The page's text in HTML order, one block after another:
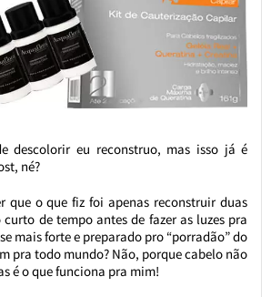
descolorir eu reconstruo, mas isso já é
né?
que o que fiz foi apenas reconstruir duas
de tempo antes de fazer as luzes pra
mais forte e preparado pro “porradão” do
pra todo mundo? Não, porque cabelo não
é o que funciona pra mim!